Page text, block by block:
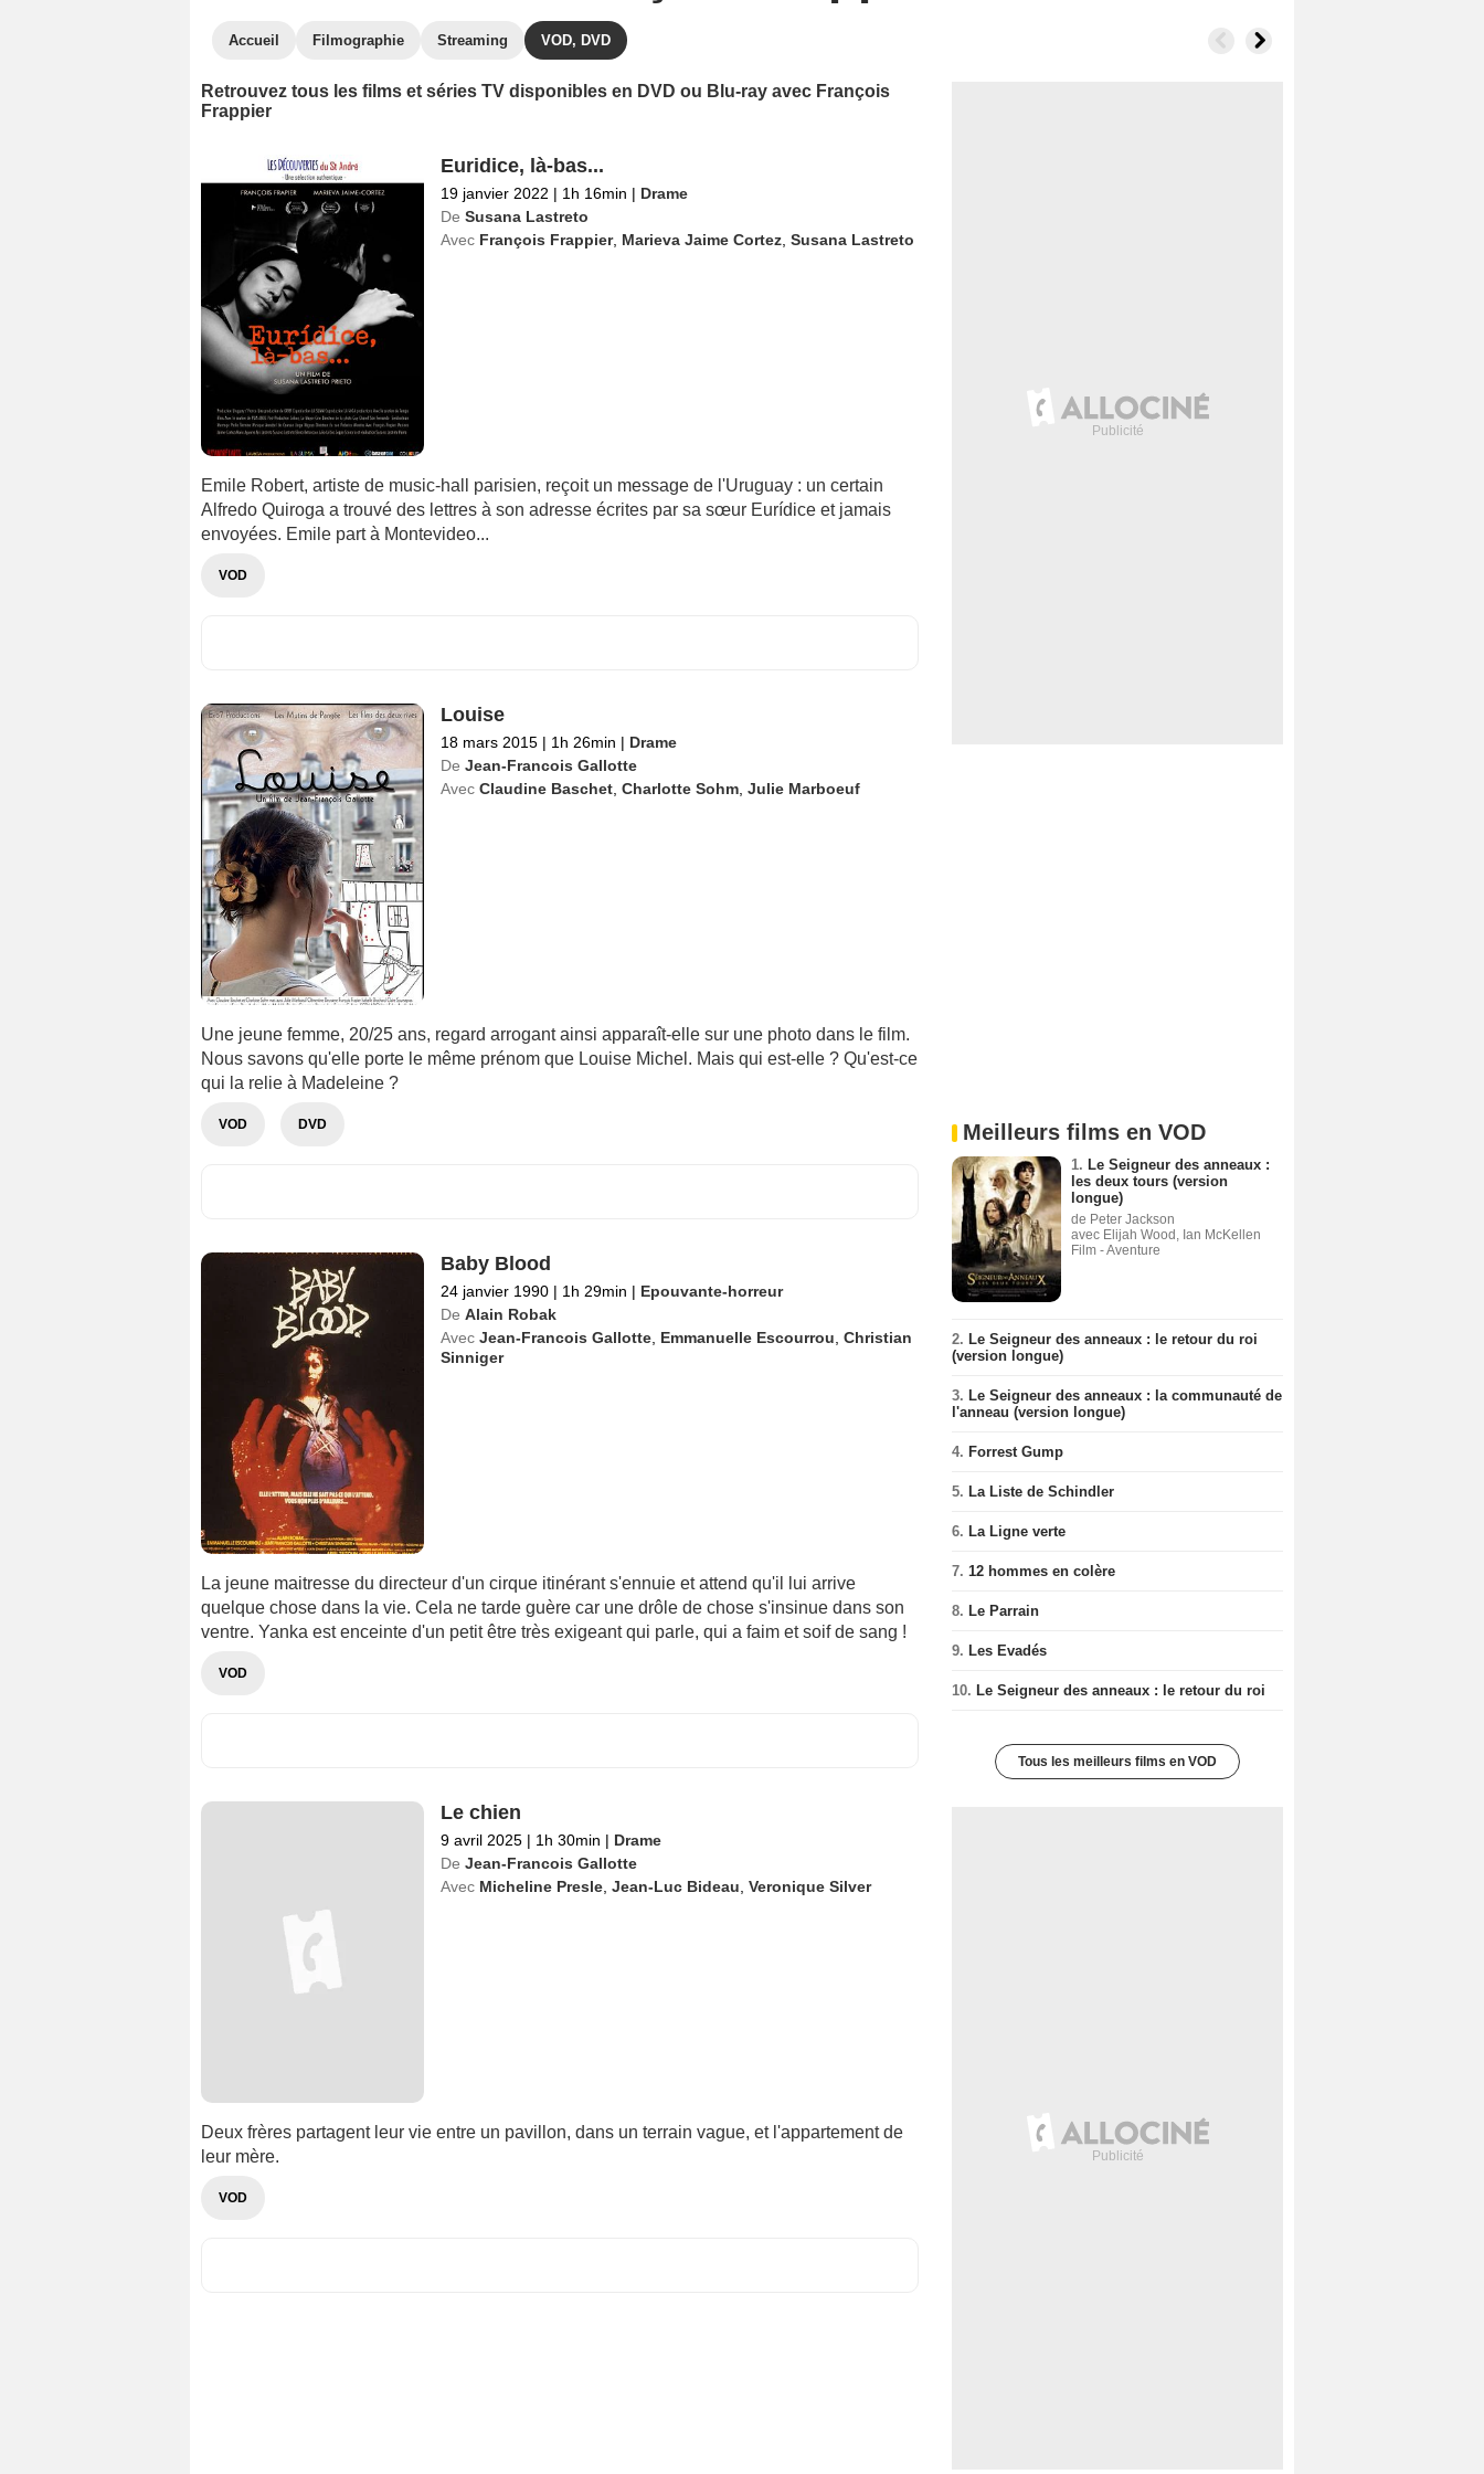
Accueil Filmographie Streaming VOD, DVD
Retrouvez tous les films et séries TV disponibles en DVD ou Blu-ray avec François
Frappier
Euridice, là-bas...
19 janvier 2022 | 1h 16min | Drame
De Susana Lastreto
Avec François Frappier, Marieva Jaime Cortez, Susana Lastreto
Emile Robert, artiste de music-hall parisien, reçoit un message de l'Uruguay : un certain
Alfredo Quiroga a trouvé des lettres à son adresse écrites par sa sœur Eurídice et jamais
envoyées. Emile part à Montevideo...
VOD
Louise
18 mars 2015 | 1h 26min | Drame
De Jean-Francois Gallotte
Avec Claudine Baschet, Charlotte Sohm, Julie Marboeuf
Une jeune femme, 20/25 ans, regard arrogant ainsi apparaît-elle sur une photo dans le film.
Nous savons qu'elle porte le même prénom que Louise Michel. Mais qui est-elle ? Qu'est-ce
qui la relie à Madeleine ?
VOD DVD
Baby Blood
24 janvier 1990 | 1h 29min | Epouvante-horreur
De Alain Robak
Avec Jean-Francois Gallotte, Emmanuelle Escourrou Christian
Sinniger
La jeune maitresse du directeur d'un cirque itinérant s'ennuie et attend qu'il lui arrive
quelque chose dans la vie. Cela ne tarde guère car une drôle de chose s'insinue dans son
ventre. Yanka est enceinte d'un petit être très exigeant qui parle, qui a faim et soif de sang !
VOD
Le chien
9 avril 2025 | 1h 30min | Drame
De Jean-Francois Gallotte
Avec Micheline Presle, Jean-Luc Bideau Veronique Silver
Deux frères partagent leur vie entre un pavillon, dans un terrain vague, et l'appartement de
leur mère.
VOD
Meilleurs films en VOD
1. Le Seigneur des anneaux :
les deux tours (version
longue)
de Peter Jackson
avec Elijah Wood, Ian McKellen
Film - Aventure
2. Le Seigneur des anneaux : le retour du roi
(version longue)
3. Le Seigneur des anneaux : la communauté de
l'anneau (version longue)
4. Forrest Gump
5. La Liste de Schindler
6. La Ligne verte
7. 12 hommes en colère
8. Le Parrain
9. Les Evadés
10. Le Seigneur des anneaux : le retour du roi
Tous les meilleurs films en VOD